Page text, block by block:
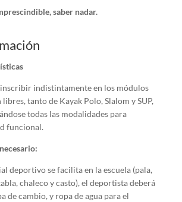
saber nadar.
inscribir indistintamente en los módulos
libres, tanto de Kayak Polo, Slalom y SUP,
todas las modalidades para
funcional.
deportivo se facilita en la escuela (pala,
chaleco y casto), el deportista deberá
de cambio, y ropa de agua para el